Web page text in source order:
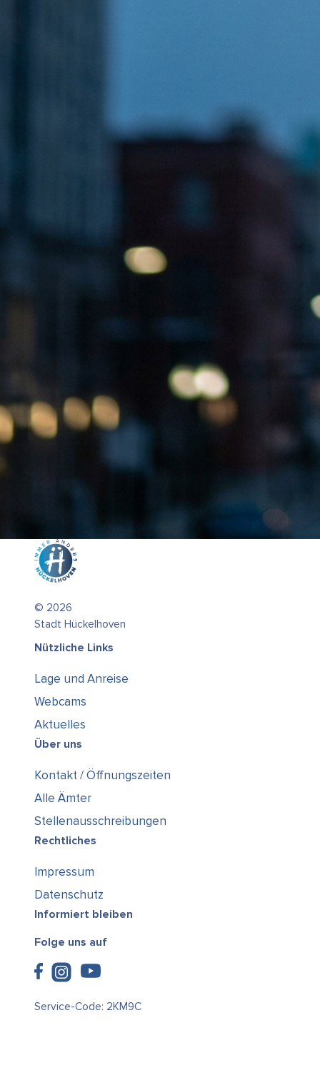
© 2026
Stadt Hückelhoven
Nützliche Links
Lage und Anreise
Webcams
Aktuelles
Über uns
Kontakt / Öffnungszeiten
Alle Ämter
Stellenausschreibungen
Rechtliches
Impressum
Datenschutz
Informiert bleiben
Folge uns auf
Service-Code: 2KM9C